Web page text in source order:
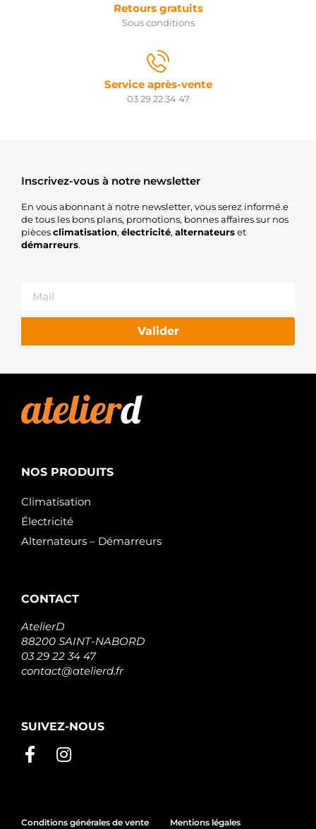
Retours gratuits
Sous conditions
Service après-vente
03 29 22 34 47
Inscrivez-vous à notre newsletter
En vous abonnant à notre newsletter, vous serez informé.e
de tous les bons plans, promotions, bonnes affaires sur nos
piècesclimatisation, électricité, alternateurset
démarreurs.
Valider
NOS PRODUITS
Climatisation
Électricité
Alternateurs – Démarreurs
CONTACT
AtelierD
88200 SAINT-NABORD
03 29 22 34 47
contact@atelierd.fr
SUIVEZ-NOUS
Conditions générales de vente Mentions légales